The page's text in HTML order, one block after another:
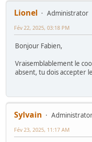
Lionel
Administrator
Fév 22, 2025, 03:18 PM
Bonjour Fabien,
Vraisemblablement le
absent, tu dois accepter
Sylvain
Fév 23, 2025, 11:17 AM